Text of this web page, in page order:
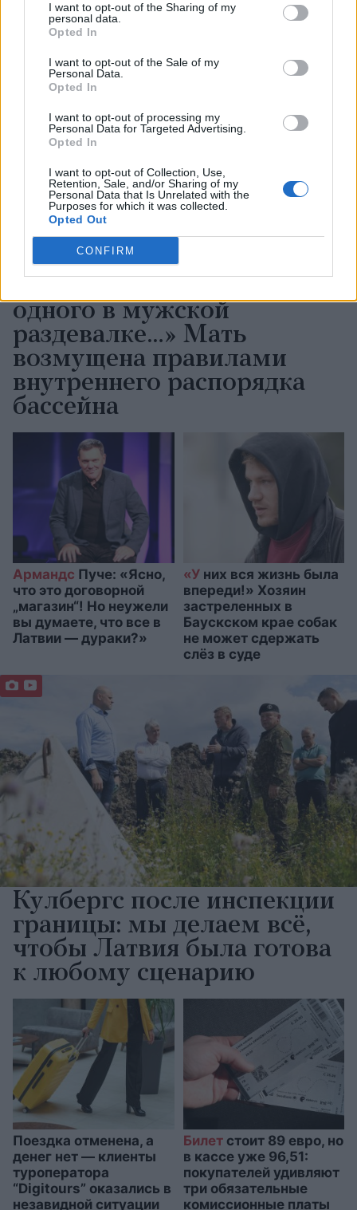
I want to opt-out of the Sharing of my
personal data.
Opted In
I want to opt-out of the Sale of my
Personal Data.
Opted In
I want to opt-out of processing my
Personal Data for Targeted Advertising.
Opted In
I want to opt-out of Collection, Use,
Retention, Sale, and/or Sharing of my
Personal Data that Is Unrelated with the
Purposes for which it was collected.
Opted Out
CONFIRM
Читать другие новости
«Немогу представить
одного в мужской
раздевалке…» Мать
возмущена правилами
внутреннего распорядка
бассейна
Армандс Пуче: «Ясно,
что это договорной
„магазин“! Но неужели
вы думаете, что все в
Латвии — дураки?»
«Уних вся жизнь была
впереди!» Хозяин
застреленных в
Бауcкском крае собак
не может сдержать
слёз в суде
Кулбергс после инспекции
границы: мы делаем всё,
чтобы Латвия была готова
к любому сценарию
Поездка отменена, а
денег нет — клиенты
туроператора
“Digitours” оказались в
незавидной ситуации
Билетстоит 89 евро, но
в кассе уже 96,51:
покупателей удивляют
три обязательные
комиссионные платы